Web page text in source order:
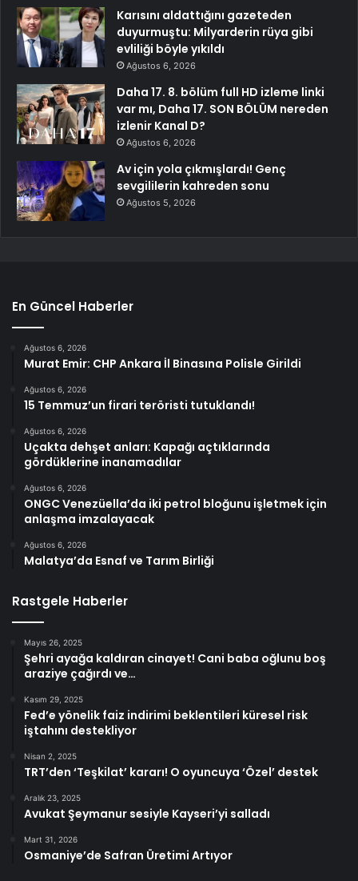
Karısını aldattığını gazeteden
duyurmuştu: Milyarderin rüya gibi
evliliği böyle yıkıldı
Ağustos 6, 2026
Daha 17. 8. bölüm full HD izleme linki
var mı, Daha 17. SON BÖLÜM nereden
izlenir Kanal D?
Ağustos 6, 2026
Av için yola çıkmışlardı! Genç
sevgililerin kahreden sonu
Ağustos 5, 2026
En Güncel Haberler
Ağustos 6, 2026
Murat Emir: CHP Ankara İl Binasına Polisle Girildi
Ağustos 6, 2026
15 Temmuz’un firari teröristi tutuklandı!
Ağustos 6, 2026
Uçakta dehşet anları: Kapağı açtıklarında
gördüklerine inanamadılar
Ağustos 6, 2026
ONGC Venezüella’da iki petrol bloğunu işletmek için
anlaşma imzalayacak
Ağustos 6, 2026
Malatya’da Esnaf ve Tarım Birliği
Rastgele Haberler
Mayıs 26, 2025
Şehri ayağa kaldıran cinayet! Cani baba oğlunu boş
araziye çağırdı ve…
Kasım 29, 2025
Fed’e yönelik faiz indirimi beklentileri küresel risk
iştahını destekliyor
Nisan 2, 2025
TRT’den ‘Teşkilat’ kararı! O oyuncuya ‘Özel’ destek
Aralık 23, 2025
Avukat Şeymanur sesiyle Kayseri’yi salladı
Mart 31, 2026
Osmaniye’de Safran Üretimi Artıyor